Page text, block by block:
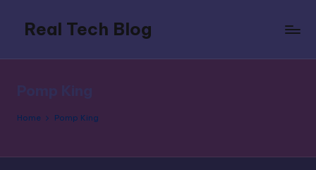
content
Real Tech Blog
trends,
Home Pomp King